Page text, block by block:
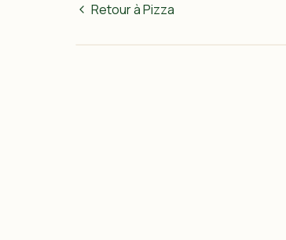
Retour à Pizza
60MAD